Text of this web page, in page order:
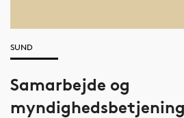
SUND
Samarbejde og
myndighedsbetjening